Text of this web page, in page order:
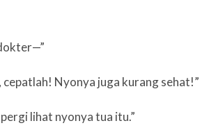
cepatlah! Nyonya juga kurang sehat!”
lihat nyonya tua itu.”